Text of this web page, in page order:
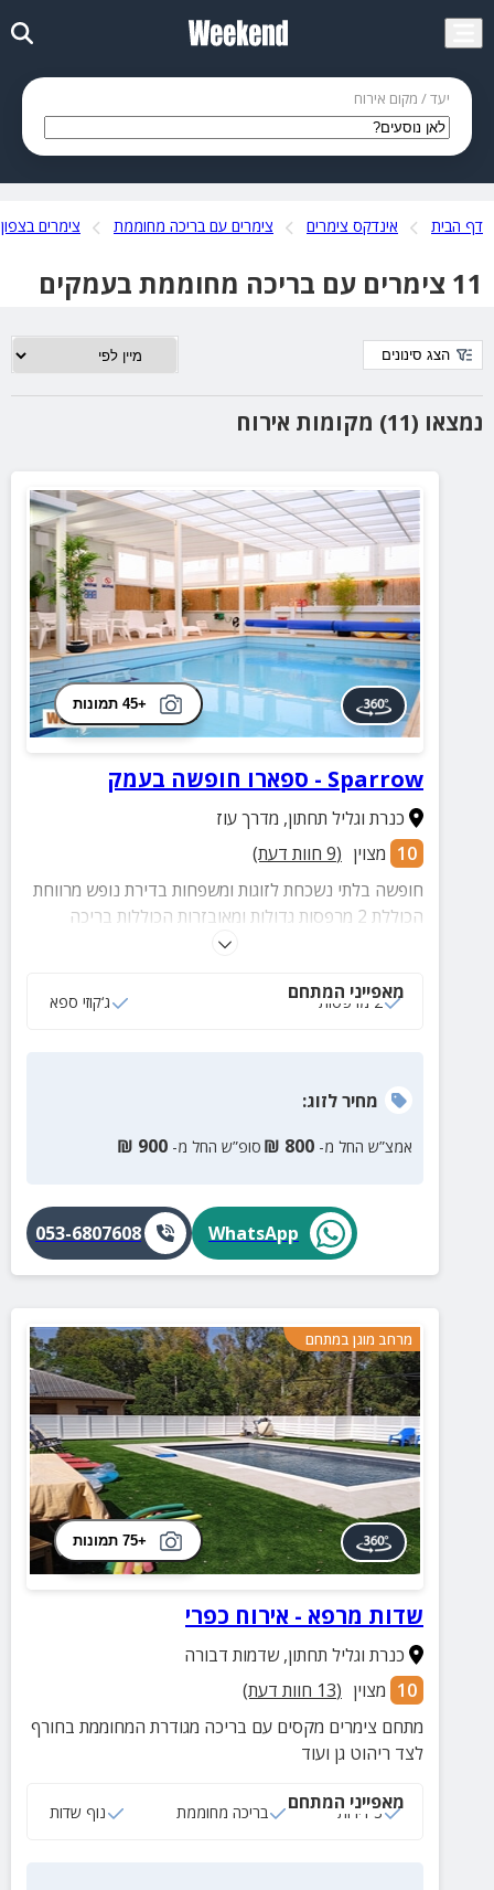
יעד / מקום אירוח
דף הבית אינדקס צימרים צימרים עם בריכה מחוממת צימרים בצפון
11 צימרים עם בריכה מחוממת בעמקים
נמצאו (11) מקומות אירוח
הצג סינונים
+45 תמונות
Sparrow - ספארו חופשה בעמק
כנרת וגליל תחתון, מדרך עוז
10 מצוין (
9 חוות דעת)
חופשה בלתי נשכחת לזוגות ומשפחות בדירת נופש מרווחת
הכוללת 2 מרפסות גדולות ומאובזרות הכוללות בריכה
מחוממת ומקורה, ג'קוזי ספא גדול, מגוון משחקים לילדים,
מאפייני המתחם
2 מרפסות ג‘קוזי ספא
מחירלזוג:
אמצ”ש החל מ- 800
₪ סופ”ש החל מ- 900
₪
WhatsApp
053-6807608
מרחב מוגן במתחם
+75 תמונות
שדות מרפא - אירוח כפרי
כנרת וגליל תחתון,שדמות דבורה
10 מצוין (
13 חוות דעת)
מתחם צימרים מקסים עם בריכה מגודרת המחוממת בחורף
לצד ריהוט גן ועוד
מאפייני המתחם
3 דירות בריכה מחוממת נוף שדות